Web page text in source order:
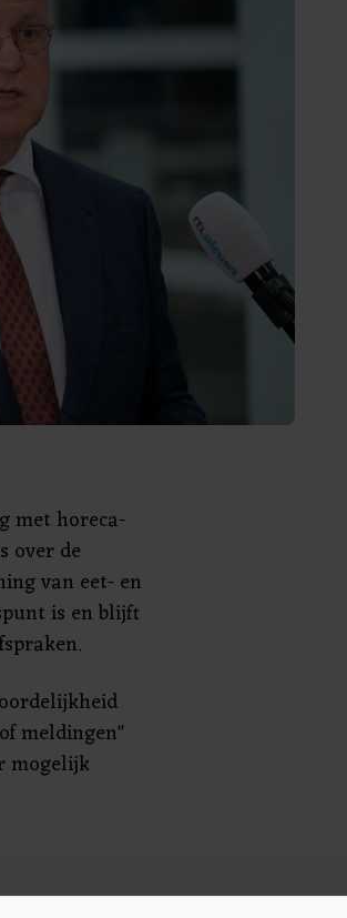
met horeca-
over de
van eet- en
is en blijft
meldingen"
mogelijk